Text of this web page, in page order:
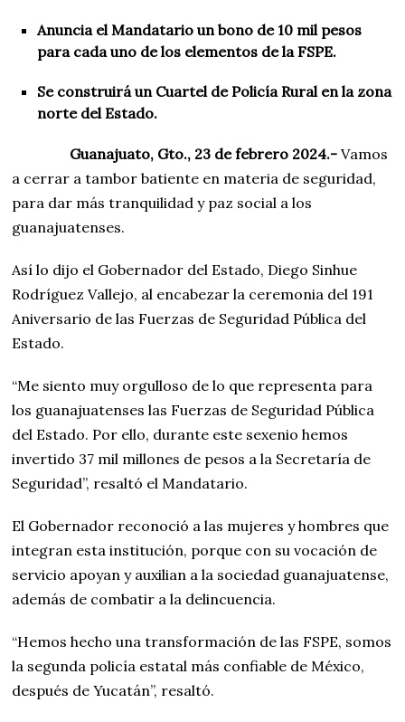
Anuncia el Mandatario un bono de 10 mil pesos
para cada uno de los elementos de la FSPE.
Se construirá un Cuartel de Policía Rural en la zona
norte del Estado.
Guanajuato, Gto., 23 de febrero 2024.-Vamos
a cerrar a tambor batiente en materia de seguridad,
para dar más tranquilidad y paz social a los
guanajuatenses.
Así lo dijo el Gobernador del Estado, Diego Sinhue
Rodríguez Vallejo, al encabezar la ceremonia del 191
Aniversario de las Fuerzas de Seguridad Pública del
Estado.
“Me siento muy orgulloso de lo que representa para
los guanajuatenses las Fuerzas de Seguridad Pública
del Estado. Por ello, durante este sexenio hemos
invertido 37 mil millones de pesos a la Secretaría de
Seguridad”, resaltó el Mandatario.
El Gobernador reconoció a las mujeres y hombres que
integran esta institución, porque con su vocación de
servicio apoyan y auxilian a la sociedad guanajuatense,
además de combatir a la delincuencia.
“Hemos hecho una transformación de las FSPE, somos
la segunda policía estatal más confiable de México,
después de Yucatán”, resaltó.